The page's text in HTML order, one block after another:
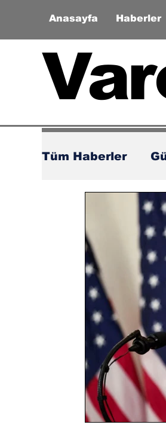
Anasayfa Haberler
Tüm Haberler
Zaman Tüneli